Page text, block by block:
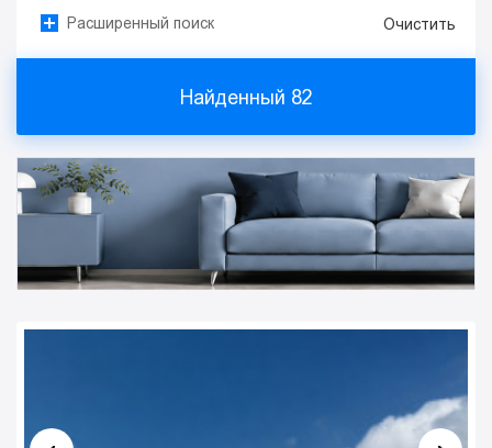
Расширенный поиск Очистить
Найденный 82